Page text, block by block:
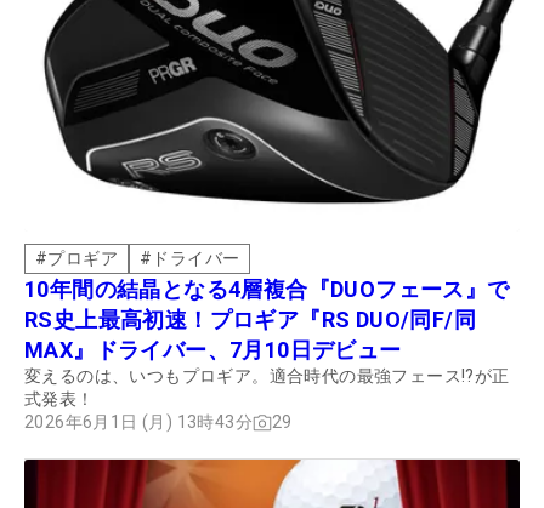
#プロギア # ドライバー
10年間の結晶となる4層複合『DUOフェース』で
RS史上最高初速！プロギア『RS DUO/同F/同
MAX』ドライバー、7月10日デビュー
変えるのは、いつもプロギア。適合時代の最強フェース!?が正
式発表！
2026年6月1日 (月) 13時43分
29